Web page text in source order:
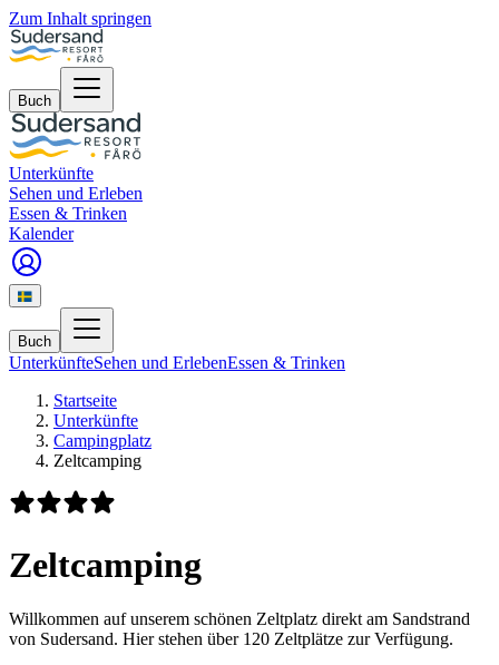
Zum Inhalt springen
Buch
Unterkünfte
Sehen und Erleben
Essen & Trinken
Kalender
Buch
UnterkünfteSehen und ErlebenEssen & Trinken
Startseite
Unterkünfte
Campingplatz
Zeltcamping
Zeltcamping
Willkommen auf unserem schönen Zeltplatz direkt am Sandstrand
von Sudersand. Hier stehen über 120 Zeltplätze zur Verfügung.